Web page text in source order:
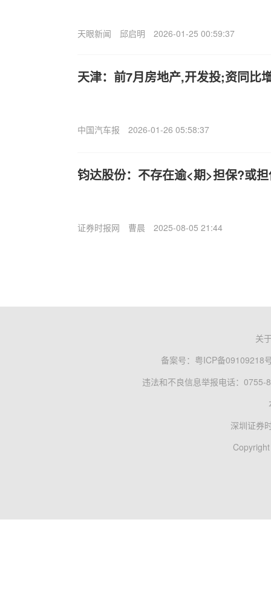
天眼新闻 邱启明 2026-01-25 00:59:37
天津：前7月房地产,开发投;资同比
中国汽车报 2026-01-26 05:58:37
钧达股份：不存在逾<期>担保?或
证券时报网 曹晨 2025-08-05 21:44
关
备案号： 粤ICP备09109218
违法和不良信息举报电话：0755-
深圳证券